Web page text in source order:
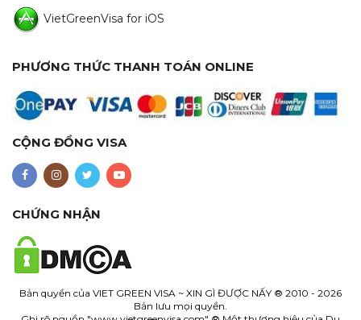
VietGreenVisa for iOS
PHƯƠNG THỨC THANH TOÁN ONLINE
CỘNG ĐỒNG VISA
CHỨNG NHẬN
Bản quyền của VIET GREEN VISA ~ XIN GÌ ĐƯỢC NẤY ® 2010 - 2026
Bản lưu mọi quyền.